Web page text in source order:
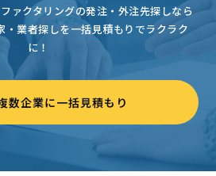
ァクタリングの発注・外注先探しなら
・業者探しを一括見積もりでラクラク
に！
数企業に一括見積もり
提案依頼 相談して決めたい 埼玉県
提案依頼 予算上限なし 埼玉県
権】債権回収の相談・提案依頼 相談して決めたい
】債権回収の相談・提案依頼
え下さい】債権回収の相談・提案依頼 相談し